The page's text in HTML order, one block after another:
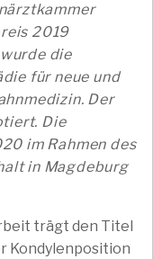
2019
die
für neue und
Der
Die
im Rahmen des
in Magdeburg
trägt den Titel
Kondylenposition